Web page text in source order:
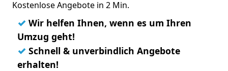
Kostenlose Angebote in 2 Min.
✓ Wir helfen Ihnen, wenn es um Ihren
Umzug geht!
✓ Schnell & unverbindlich Angebote
erhalten!